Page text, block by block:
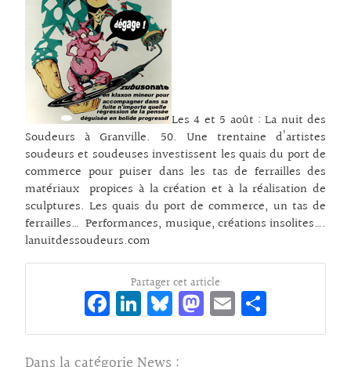
Les 4 et 5 août : La nuit des
Soudeurs à Granville. 50. Une trentaine d’artistes
soudeurs et soudeuses investissent les quais du port de
commerce pour puiser dans les tas de ferrailles des
matériaux propices à la création et à la réalisation de
sculptures. Les quais du port de commerce, un tas de
ferrailles… Performances, musique, créations insolites….
lanuitdessoudeurs.com
Partager cet article
Fa
ce
bo
Li
n
ke
Bl
ue
sk
M
as
E
m rt